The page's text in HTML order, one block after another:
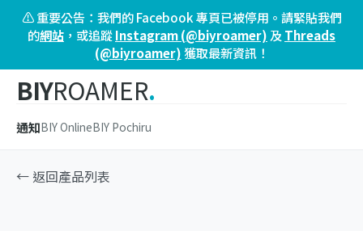
⚠️ 重要公告：我們的 Facebook 專頁已被停用。請緊貼我們
的網站 ，或追蹤Instagram (@biyroamer) 及 Threads
(@biyroamer)獲取最新資訊！
BIYROAMER.
通知BIY OnlineBIY Pochiru
← 返回產品列表